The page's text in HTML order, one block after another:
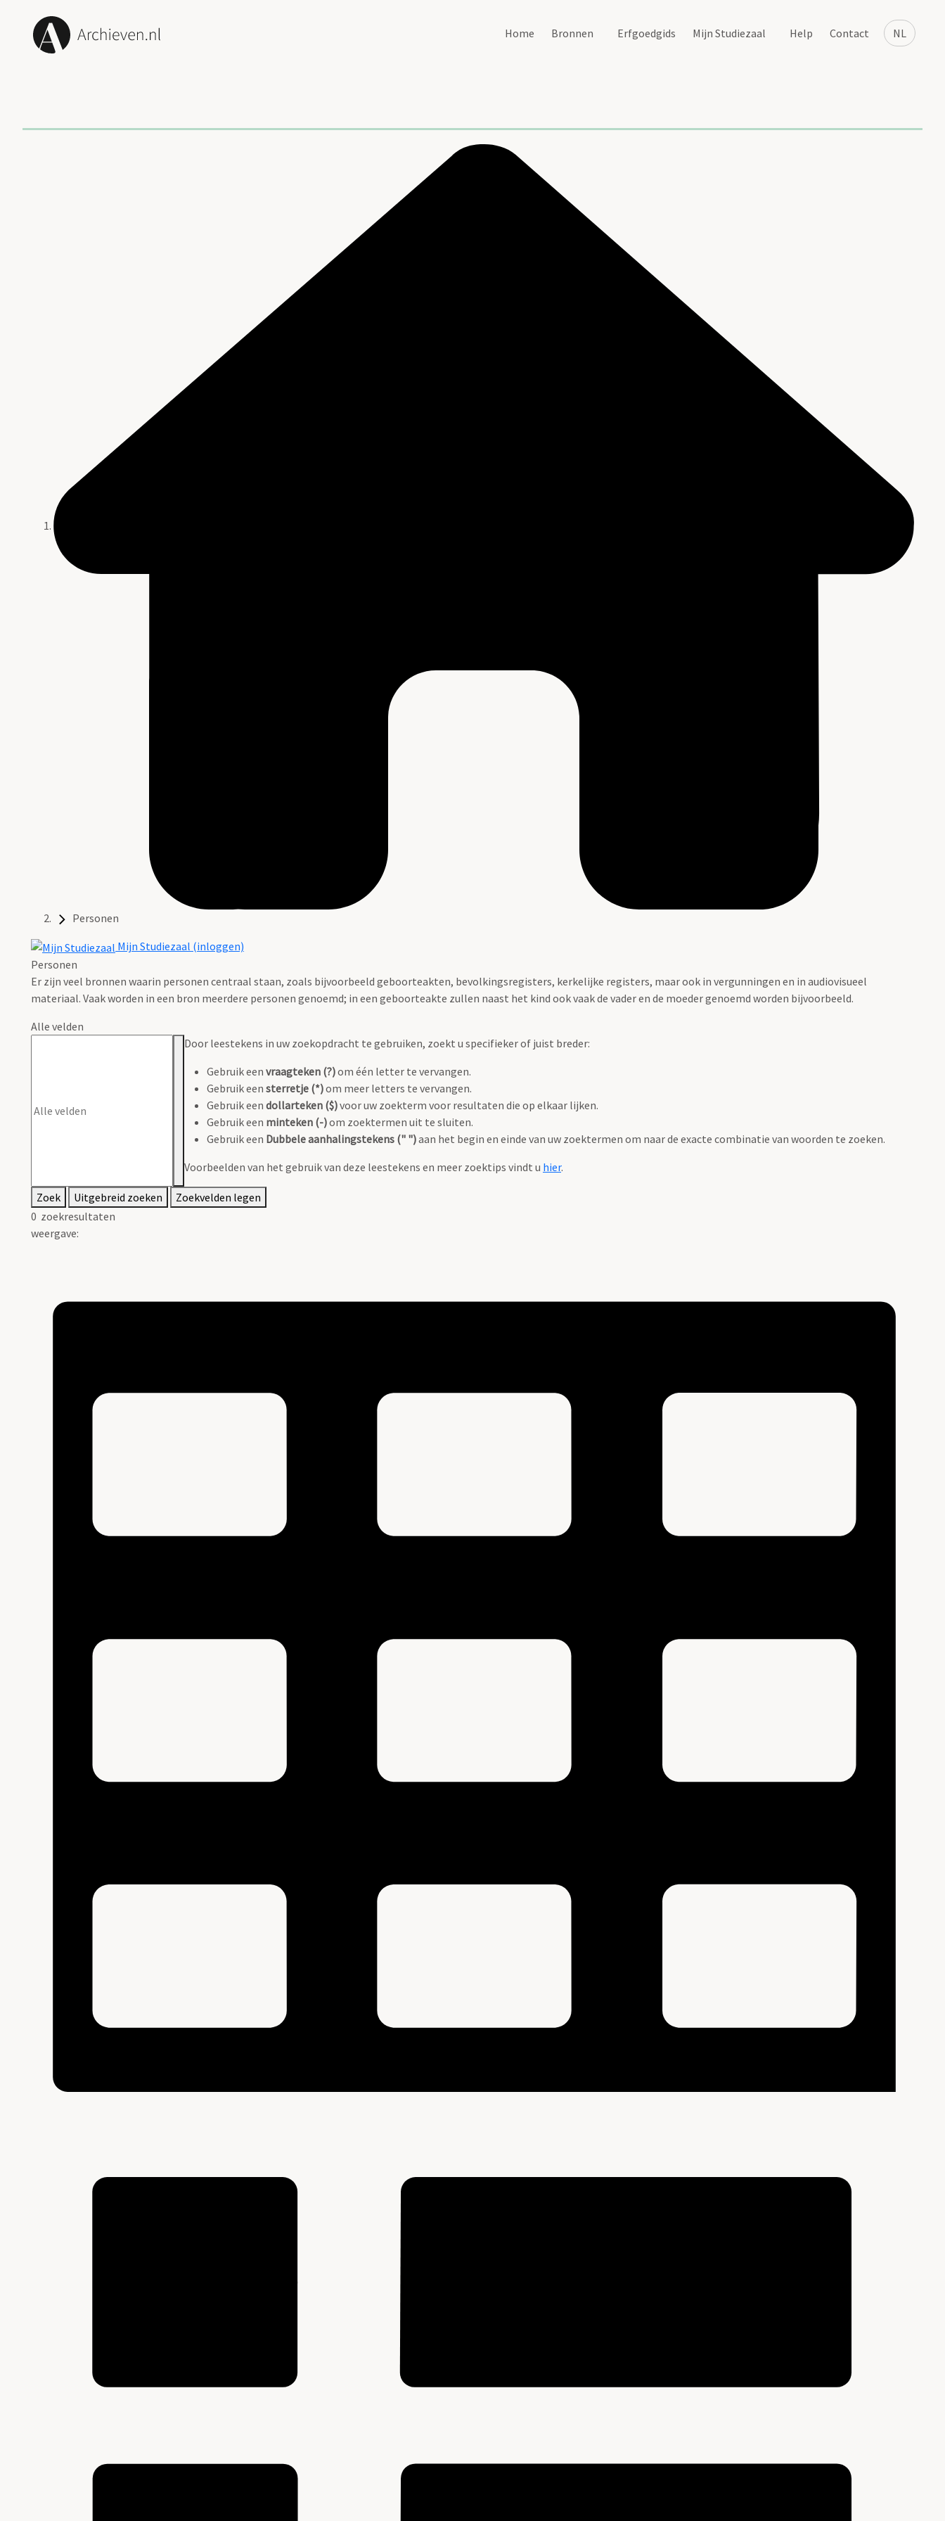
NL
Home Bronnen Erfgoedgids Mijn Studiezaal Help Contact
Personen
Mijn Studiezaal (inloggen)
Personen
Er zijn veel bronnen waarin personen centraal staan, zoals bijvoorbeeld geboorteakten, bevolkingsregisters, kerkelijke registers, maar ook in vergunningen en in audiovisueel
materiaal. Vaak worden in een bron meerdere personen genoemd; in een geboorteakte zullen naast het kind ook vaak de vader en de moeder genoemd worden bijvoorbeeld.
Alle velden
Door leestekens in uw zoekopdracht te gebruiken, zoekt u specifieker of juist breder:
Gebruik een vraagteken (?)om één letter te vervangen.
Gebruik een sterretje (*)om meer letters te vervangen.
Gebruik een dollarteken ($)voor uw zoekterm voor resultaten die op elkaar lijken.
Gebruik een minteken (-)om zoektermen uit te sluiten.
Gebruik een Dubbele aanhalingstekens (" ")aan het begin en einde van uw zoektermen om naar de exacte combinatie van woorden te zoeken.
Voorbeelden van het gebruik van deze leestekens en meer zoektips vindt u hier.
Zoek Uitgebreid zoeken
Zoekvelden legen
0 zoekresultaten
weergave: